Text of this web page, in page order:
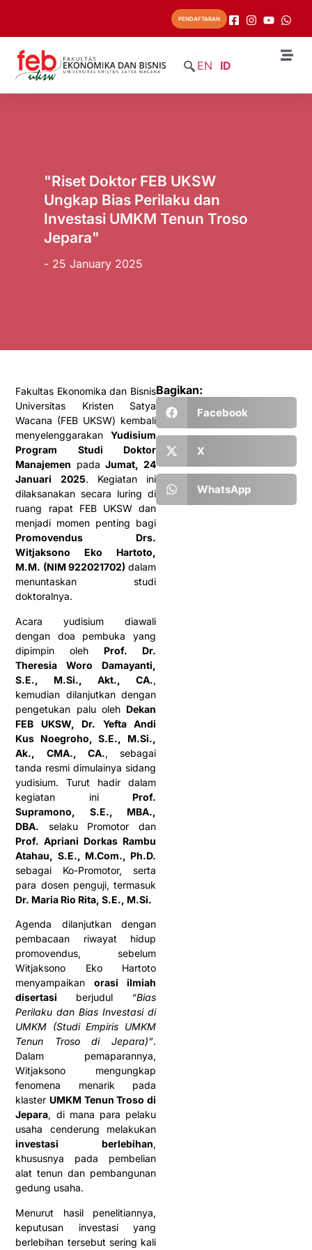
PENDAFTARAN
EN ID
"Riset Doktor FEB UKSW
Ungkap Bias Perilaku dan
Investasi UMKM Tenun Troso
Jepara"
- 25 January 2025
Fakultas Ekonomika dan Bisnis
Universitas Kristen Satya
Wacana (FEB UKSW) kembali
menyelenggarakan Yudisium
Program Studi Doktor
Manajemen padaJumat, 24
Januari 2025. Kegiatan ini
dilaksanakan secara luring di
ruang rapat FEB UKSW dan
menjadi momen penting bagi
Promovendus Drs.
Witjaksono Eko Hartoto,
M.M. (NIM 922021702) dalam
menuntaskan studi
doktoralnya.
Acara yudisium diawali
dengan doa pembuka yang
dipimpin oleh Prof. Dr.
Theresia Woro Damayanti,
S.E., M.Si., Akt., CA.,
kemudian dilanjutkan dengan
pengetukan palu oleh Dekan
FEB UKSW, Dr. Yefta Andi
Kus Noegroho, S.E., M.Si.,
Ak., CMA., CA., sebagai
tanda resmi dimulainya sidang
yudisium. Turut hadir dalam
kegiatan ini Prof.
Supramono, S.E., MBA.,
DBA. selaku Promotor dan
Prof. Apriani Dorkas Rambu
Atahau, S.E., M.Com., Ph.D.
sebagai Ko-Promotor, serta
para dosen penguji, termasuk
Dr. Maria Rio Rita, S.E., M.Si.
Agenda dilanjutkan dengan
pembacaan riwayat hidup
promovendus, sebelum
Witjaksono Eko Hartoto
menyampaikanorasi ilmiah
disertasi berjudul “Bias
Perilaku dan Bias Investasi di
UMKM (Studi Empiris UMKM
Tenun Troso di Jepara)”.
Dalam pemaparannya,
Witjaksono mengungkap
fenomena menarik pada
klaster UMKM Tenun Troso di
Jepara, di mana para pelaku
usaha cenderung melakukan
investasi berlebihan,
khususnya pada pembelian
alat tenun dan pembangunan
gedung usaha.
Menurut hasil penelitiannya,
keputusan investasi yang
berlebihan tersebut sering kali
Bagikan:
Facebook
X
WhatsApp